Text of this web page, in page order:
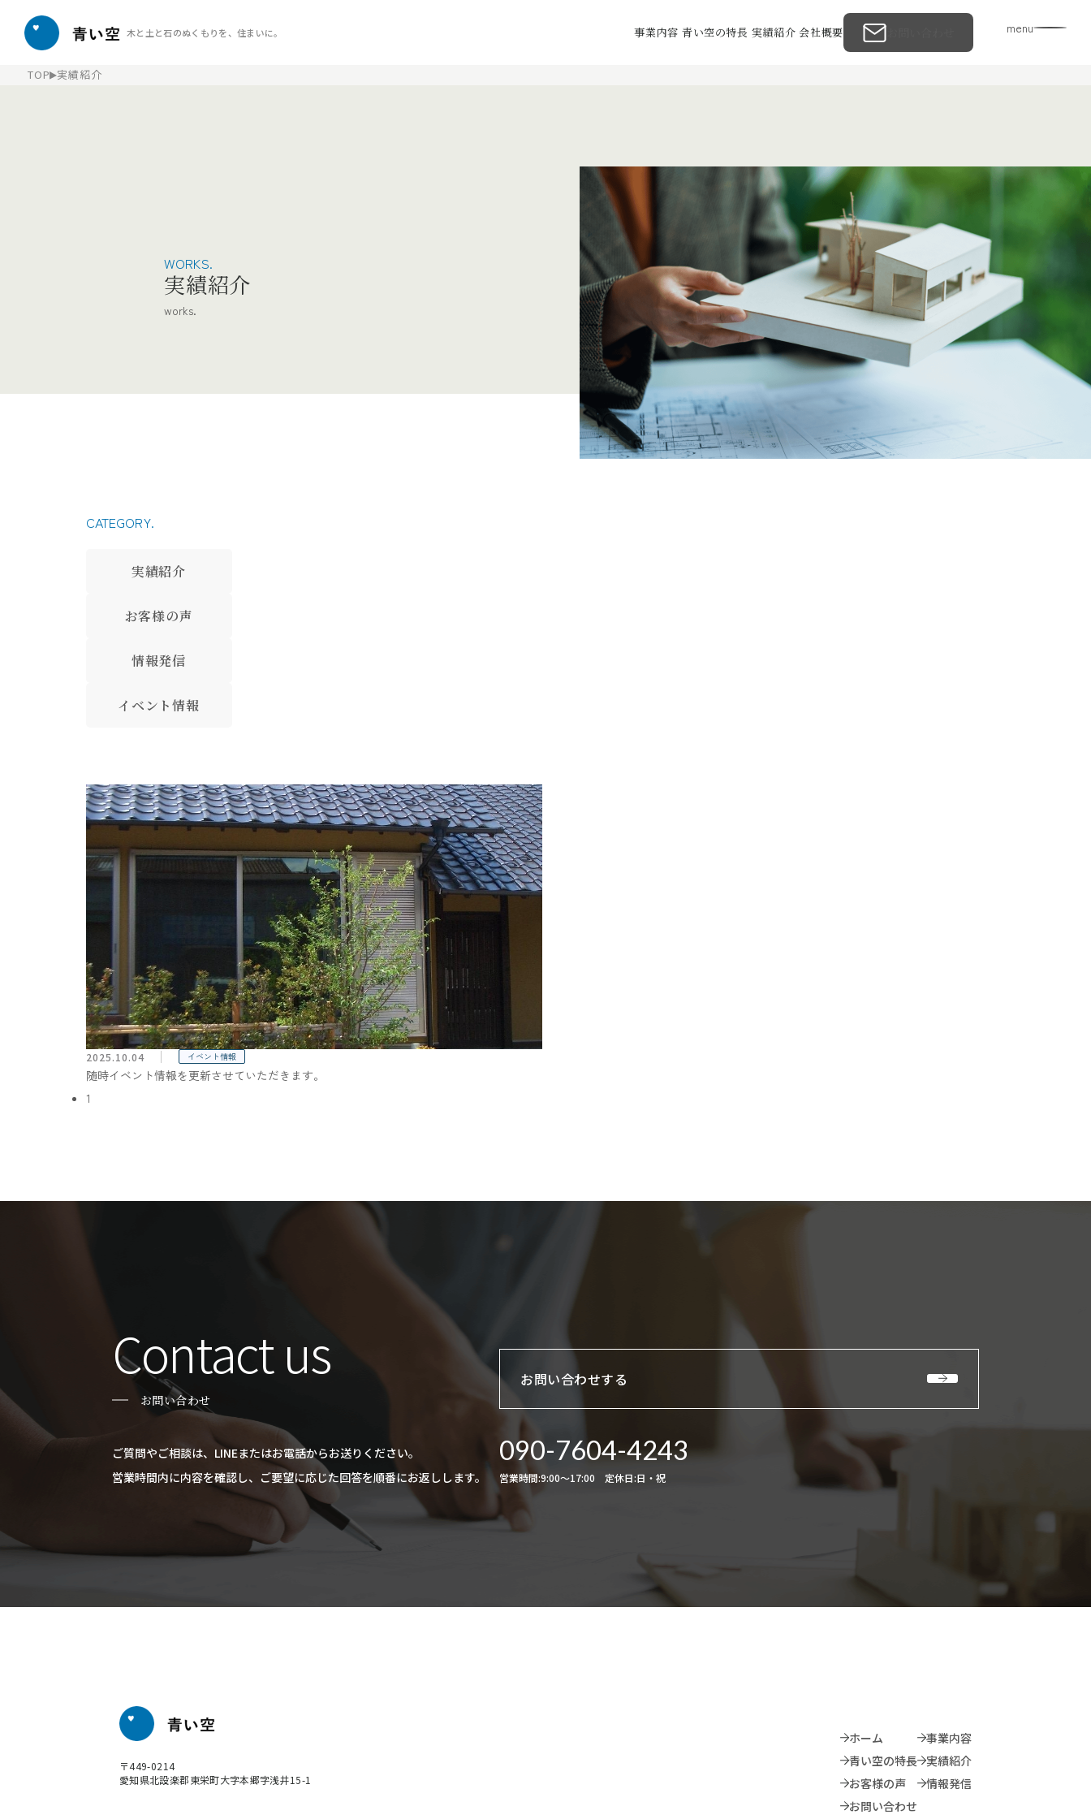
木と土と石のぬくもりを、住まいに。 事業内容 青い空の特長 実績紹介 会社概要 menu
TOP 実績紹介
WORKS.
実績紹介
works.
CATEGORY.
実績紹介
お客様の声
情報発信
イベント情報
2025.10.04 イベント情報
随時イベント情報を更新させていただきます。
1
Contact us
お問い合わせ
ご質問やご相談は、LINEまたはお電話からお送りください。
​​​​​​​営業時間内に内容を確認し、ご要望に応じた回答を順番にお返しします。
お問い合わせする
090-7604-4243
営業時間:9:00〜17:00 定休日:日・祝
〒449-0214
​​​​​​​愛知県北設楽郡東栄町大字本郷字浅井15-1
ホーム
青い空の特長
お客様の声
お問い合わせ
事業内容
実績紹介
情報発信